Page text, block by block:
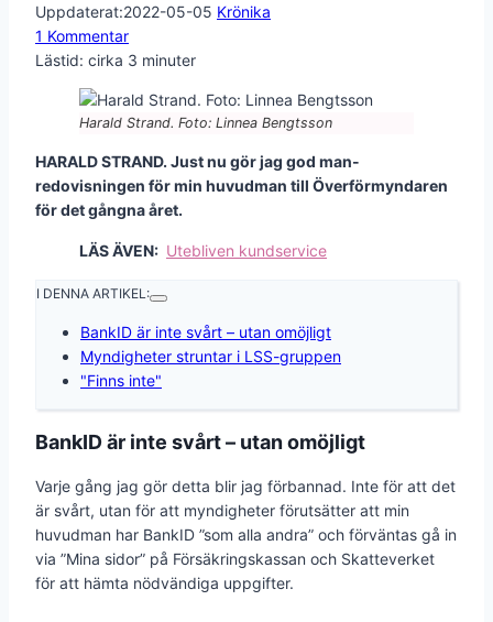
Uppdaterat:2022-05-05 Krönika
1 Kommentar
Lästid: cirka 3 minuter
Harald Strand. Foto: Linnea Bengtsson
HARALD STRAND. Just nu gör jag god man-
redovisningen för min huvudman till Överförmyndaren
för det gångna året.
LÄS ÄVEN: Utebliven kundservice
I DENNA ARTIKEL:
BankID är inte svårt – utan omöjligt
Myndigheter struntar i LSS-gruppen
"Finns inte"
BankID är inte svårt – utan omöjligt
Varje gång jag gör detta blir jag förbannad. Inte för att det
är svårt, utan för att myndigheter förutsätter att min
huvudman har BankID ”som alla andra” och förväntas gå in
via ”Mina sidor” på Försäkringskassan och Skatteverket
för att hämta nödvändiga uppgifter.